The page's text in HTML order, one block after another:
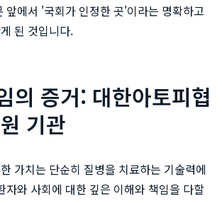
앞에서 '국회가 인정한 곳'이라는 명확하고
된 것입니다.
의 증거: 대한아토피협
기관
가치는 단순히 질병을 치료하는 기술력에
자와 사회에 대한 깊은 이해와 책임을 다할